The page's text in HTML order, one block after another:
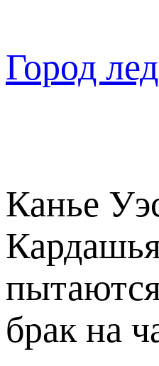
содержимому
Город
Канье
брак на